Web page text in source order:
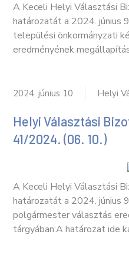
A Keceli Helyi Választási
határozatát a 2024. június
települési önkormányzati
eredményének
2024. június 10 Helyi
Helyi Választási
41/2024. (06. 10.)
A Keceli Helyi Választási
határozatát a 2024. június
polgármester választás
tárgyában:A határozat ide